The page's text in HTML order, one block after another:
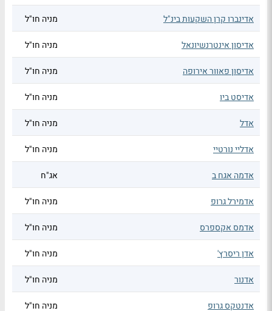
אדינברו קרן השקעות בינ"ל מניה חו"ל
אדיסון אינטרנשיונאל מניה חו"ל
אדיסון פאוור אירופה מניה חו"ל
אדיסט ביו מניה חו"ל
אדל מניה חו"ל
אדליי נורטיי מניה חו"ל
אדמה אגח ב אג"ח
אדמירל גרופ מניה חו"ל
אדמס אקספרס מניה חו"ל
אדן ריסרץ' מניה חו"ל
אדנור מניה חו"ל
אדנטקס גרופ מניה חו"ל